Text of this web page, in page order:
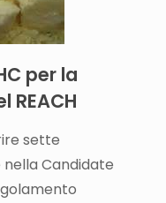
per la
REACH
sette
nella Candidate